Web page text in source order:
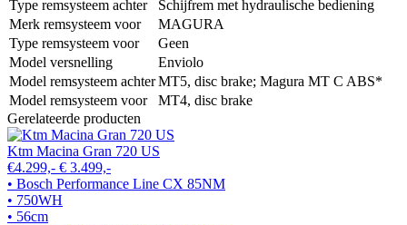
Type remsysteem achter
Schijfrem met hydraulische bediening
Merk remsysteem voor
MAGURA
Type remsysteem voor
Geen
Model versnelling
Enviolo
Model remsysteem achterMT5, disc brake; Magura MT C ABS*
Model remsysteem voor
MT4, disc brake
Gerelateerde producten
Ktm Macina Gran 720 US
€4.299,- € 3.499,-
• Bosch Performance Line CX 85NM
• 750WH
• 56cm